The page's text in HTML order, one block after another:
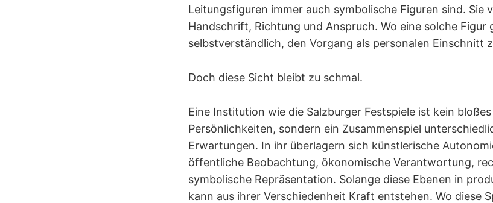
Leitungsfiguren immer auch symbolische Figuren sind. Sie
Handschrift, Richtung und Anspruch. Wo eine solche Figur
selbstverständlich, den Vorgang als personalen Einschnitt
Doch diese Sicht bleibt zu schmal.
Eine Institution wie die Salzburger Festspiele ist kein
Persönlichkeiten, sondern ein Zusammenspiel
Erwartungen. In ihr überlagern sich künstlerische
öffentliche Beobachtung, ökonomische Verantwortung,
symbolische Repräsentation. Solange diese Ebenen in
kann aus ihrer Verschiedenheit Kraft entstehen. Wo diese